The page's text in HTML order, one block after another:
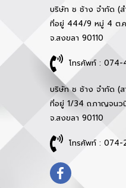
บริษัท ช ช้าง จำกัด (
ที่อยู่ 444/9 หมู่ 4 ต.
จ.สงขลา 90110
โทรศัพท์ : 074-
บริษัท ช ช้าง จำกัด (ส
ที่อยู่ 1/34 ถ.กาญจนว
จ.สงขลา 90110
โทรศัพท์ : 074-